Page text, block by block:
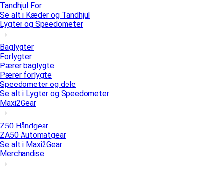
Tandhjul For
Se alt i Kæder og Tandhjul
Lygter og Speedometer
Baglygter
Forlygter
Pærer baglygte
Pærer forlygte
Speedometer og dele
Se alt i Lygter og Speedometer
Maxi2Gear
Z50 Håndgear
ZA50 Automatgear
Se alt i Maxi2Gear
Merchandise